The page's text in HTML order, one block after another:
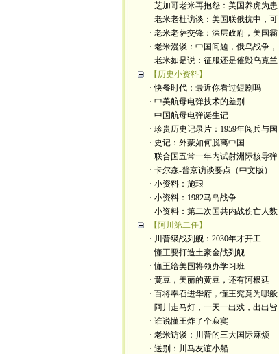
· 芝加哥老米再抱怨：美国养虎为患
· 老米老杜访谈：美国联俄抗中，可
· 老米老萨交锋：深层政府，美国霸
· 老米漫谈：中国问题，俄乌战争，
· 老米如是说：征服还是催毁乌克兰
【历史小资料】
· 快餐时代：最近你看过短剧吗
· 中美航母电弹技术的差别
· 中国航母电弹诞生记
· 珍贵历史记录片：1959年阅兵与国
· 史记：外蒙如何脱离中国
· 联合国五常一年内试射洲际核导弹
· 卡尔森-普京访谈要点（中文版）
· 小资料：施琅
· 小资料：1982马岛战争
· 小资料：第二次国共内战伤亡人数
【阿川第二任】
· 川普级战列舰：2030年才开工
· 懂王要打造土豪金战列舰
· 懂王给美国将领办学习班
· 黄豆，美丽的黄豆，还有阿根廷
· 百将奉召进华府，懂王究竟为哪般
· 阿川走马灯，一天一出戏，出出皆
· 谁说懂王炸了个寂寞
· 老米访谈：川普的三大国际麻烦
· 送别：川马友谊小船